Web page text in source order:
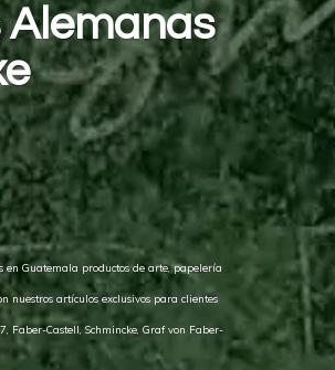
Alemanas
en Guatemala productos de arte, papelería
nuestros artículos exclusivos para clientes
Faber-Castell, Schmincke, Graf von Faber-